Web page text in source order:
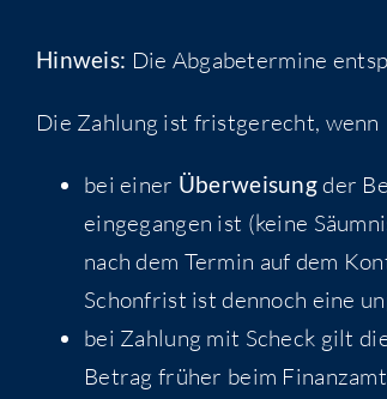
Hinweis: Die Abgabetermine
Die Zahlung ist fristgerecht, wenn
bei einer Überweisungder
eingegangen ist (keine
nach dem Termin auf dem
Schonfrist ist dennoch eine
bei Zahlung mit Scheck gilt
Betrag früher beim